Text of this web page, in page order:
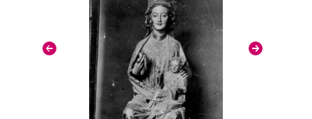
Licencia de las imágenes
CC BY 4.0